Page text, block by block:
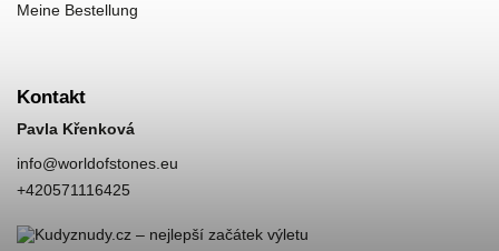
Meine Bestellung
Kontakt
Pavla Křenková
info@worldofstones.eu
+420571116425